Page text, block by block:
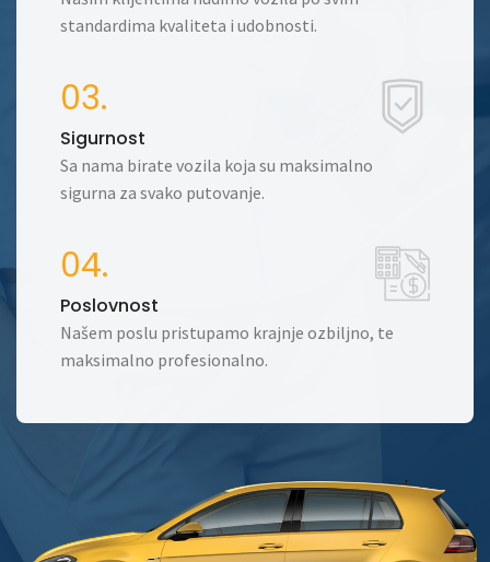
standardima kvaliteta i udobnosti.
03.
Sigurnost
Sa nama birate vozila koja su maksimalno
sigurna za svako putovanje.
04.
Poslovnost
Našem poslu pristupamo krajnje ozbiljno, te
maksimalno profesionalno.